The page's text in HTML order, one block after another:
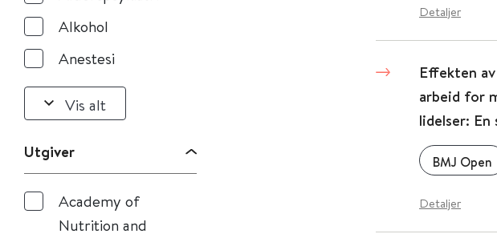
Alkohol
Anestesi
Vis alt
Utgiver
Academy of
Nutrition and
Detaljer
Effekten
arbeid for
lidelser:
BMJ Open
Detaljer